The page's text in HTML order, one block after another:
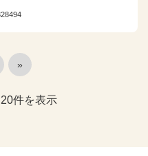
»
件を表示